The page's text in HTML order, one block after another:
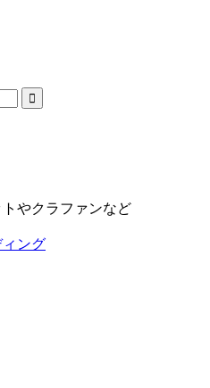
やクラファンなど
ング